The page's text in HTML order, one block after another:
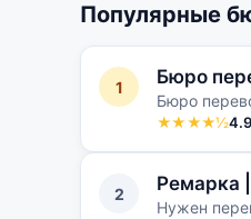
Популярные
1 Бюро
Бюро
★★★★½4.9
2 Ремарка
Нужен